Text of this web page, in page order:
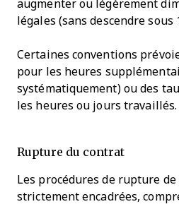
augmenter ou légèrement
légales (sans descendre sous
Certaines conventions
pour les heures
systématiquement) ou des
les heures ou jours travaillés.
Rupture du contrat
Les procédures de rupture
strictement encadrées,